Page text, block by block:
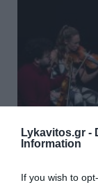
Lykavitos.gr -
Information
If you wish to